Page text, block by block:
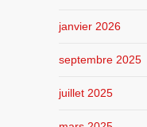
janvier 2026
septembre 2025
juillet 2025